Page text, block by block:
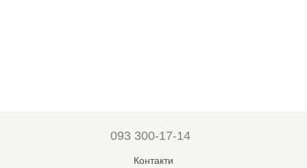
093 300-17-14
Контакти